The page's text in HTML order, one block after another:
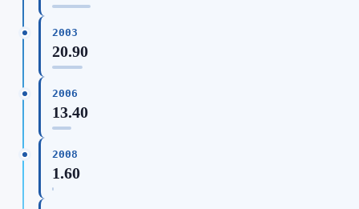
2003
20.90
2006
13.40
2008
1.60